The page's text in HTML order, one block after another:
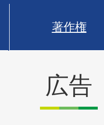
著作権
広告